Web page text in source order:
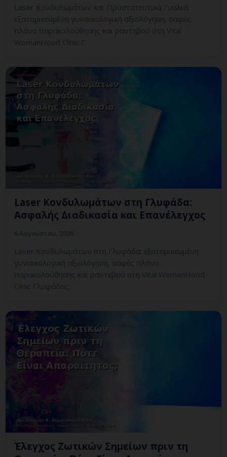
Laser Κονδυλωμάτων και Προστατευτικά Γυαλιά:
εξατομικευμένη γυναικολογική αξιολόγηση, σαφές
πλάνο παρακολούθησης και ραντεβού στη Vital
WomanHood Clinic Γ
Laser Κονδυλωμάτων στη Γλυφάδα:
Ασφαλής Διαδικασία και Επανέλεγχος
Laser Κονδυλωμάτων στη Γλυφάδα: εξατομικευμένη
γυναικολογική αξιολόγηση, σαφές πλάνο
παρακολούθησης και ραντεβού στη Vital WomanHood
Clinic Γλυφάδας.
Έλεγχος Ζωτικών Σημείων πριν τη